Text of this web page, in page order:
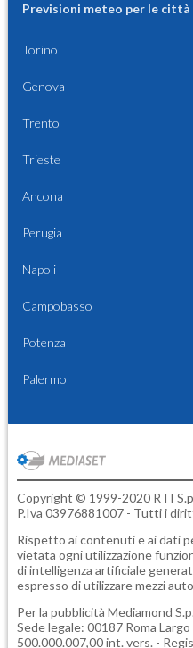
Previsioni meteo per le
Torino
Genova
Trento
Trieste
Ancona
Perugia
Napoli
Campobasso
Potenza
Palermo
Copyright © 1999-2020 RTI
P.Iva 03976881007 - Tutti i
Rispetto ai contenuti e ai dati
vietata ogni utilizzazione
di intelligenza artificiale
espresso di utilizzare mezzi
Per la pubblicità Mediamond
Sede legale: 00187 Roma
500.000.007,00 int. vers. -